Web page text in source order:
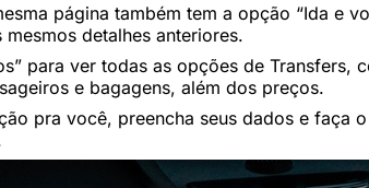
página também tem a opção “Ida e
detalhes anteriores.
para ver todas as opções de Transfers,
e bagagens, além dos preços.
pra você, preencha seus dados e faça